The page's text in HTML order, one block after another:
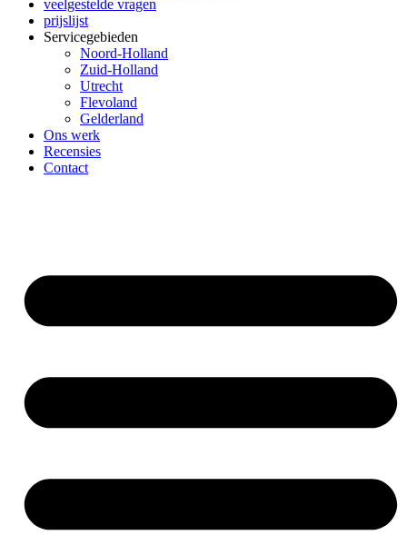
veelgestelde vragen
prijslijst
Servicegebieden
Noord-Holland
Zuid-Holland
Utrecht
Flevoland
Gelderland
Ons werk
Recensies
Contact